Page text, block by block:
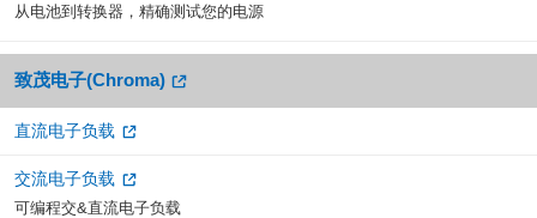
从电池到转换器，精确测试您的电源
致茂电子(Chroma)
直流电子负载
交流电子负载
可编程交&直流电子负载